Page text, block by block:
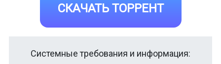
СКАЧАТЬ ТОРРЕНТ
Системные требования и информация: